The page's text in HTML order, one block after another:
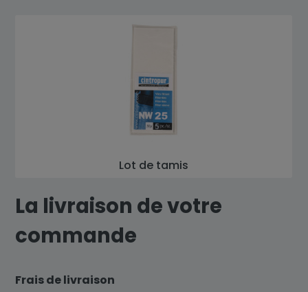
Lot de tamis
La livraison de votre
commande
Frais de livraison